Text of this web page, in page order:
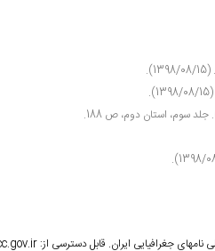
نام‏های جغرافیایی ایران. قابل دسترسی از: